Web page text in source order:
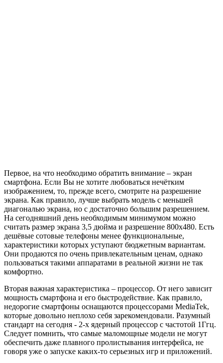
Первое, на что необходимо обратить внимание – экран
смартфона. Если Вы не хотите любоваться нечётким
изображением, то, прежде всего, смотрите на разрешение
экрана. Как правило, лучше выбрать модель с меньшей
диагональю экрана, но с достаточно большим разрешением.
На сегодняшний день необходимым минимумом можно
считать размер экрана 3,5 дюйма и разрешение 800х480. Есть
дешёвые сотовые телефоны менее функциональные,
характеристики которых уступают бюджетным вариантам.
Они продаются по очень привлекательным ценам, однако
пользоваться такими аппаратами в реальной жизни не так
комфортно.
Вторая важная характеристика – процессор. От него зависит
мощность смартфона и его быстродействие. Как правило,
недорогие смартфоны оснащаются процессорами MediaTek,
которые довольно неплохо себя зарекомендовали. Разумный
стандарт на сегодня - 2-х ядерный процессор с частотой 1Ггц.
Следует помнить, что самые маломощные модели не могут
обеспечить даже плавного пролистывания интерфейса, не
говоря уже о запуске каких-то серьезных игр и приложений.